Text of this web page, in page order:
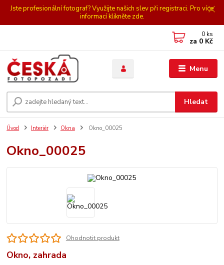
Jste profesionální fotograf? Využijte našich slev při registraci. Pro více
informací klikněte zde.
Menu
Hledat
0 ks
za 0 Kč
Úvod Interiér Okna Okno_00025
Okno_00025
Ohodnotit produkt
Okno, zahrada